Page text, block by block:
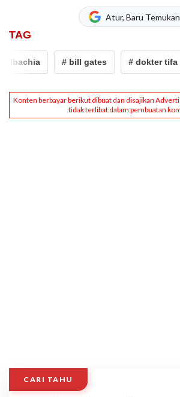
Atur, Baru Temukan
TAG
# bill gates # dokter tifa
CARI TAHU